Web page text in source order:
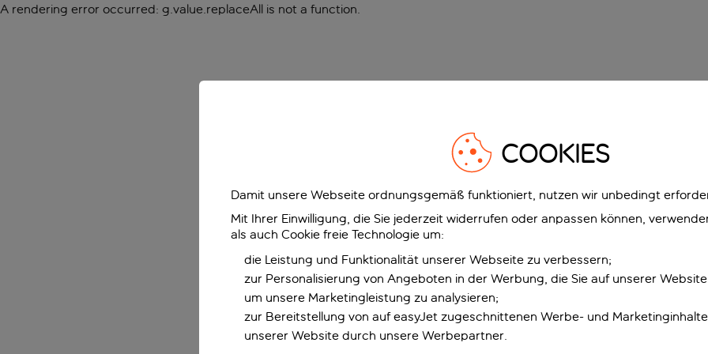
A rendering error occurred: g.value.replaceAll is not a function.
COOKIES
Damit unsere Webseite ordnungsgemäß funktioniert, nutzen wir unbedingt
Mit Ihrer Einwilligung, die Sie jederzeit widerrufen oder anpassen können,
als auch Cookie freie Technologie um:
die Leistung und Funktionalität unserer Webseite zu verbessern;
zur Personalisierung von Angeboten in der Werbung, die Sie auf unserer
um unsere Marketingleistung zu analysieren;
zur Bereitstellung von auf easyJet zugeschnittenen Werbe- und
unserer Website durch unsere Werbepartner.